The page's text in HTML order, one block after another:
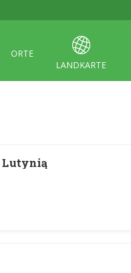
ORTE
LANDKARTE
Lutynią